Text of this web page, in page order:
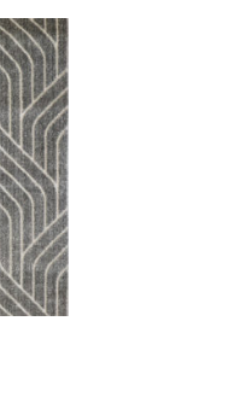
Add to
wishlist